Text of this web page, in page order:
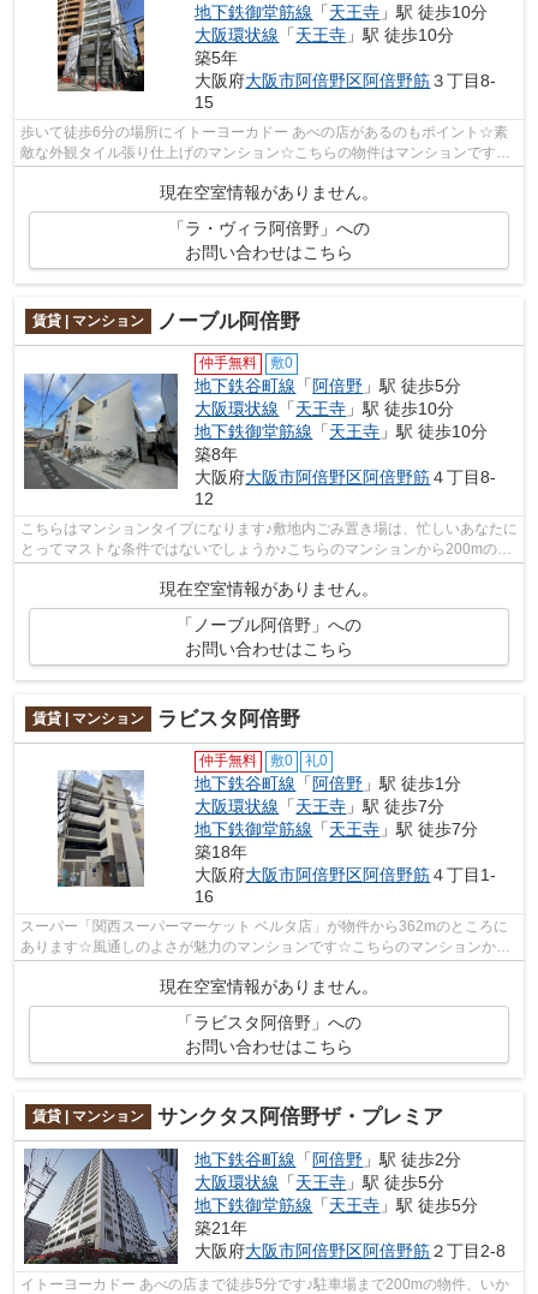
地下鉄御堂筋線 「天王寺 」駅 徒歩10分
大阪環状線 「天王寺 」駅 徒歩10分
築5年
大阪府大阪市阿倍野区阿倍野筋３丁目8-
15
歩いて徒歩6分の場所にイトーヨーカドー あべの店があるのもポイント☆素
敵な外観タイル張り仕上げのマンション☆こちらの物件はマンションです☆
共用部にはエレベータ・敷地内ごみ置き場...
現在空室情報がありません。
「ラ・ヴィラ阿倍野」への
お問い合わせはこちら
賃貸 | マンション ノーブル阿倍野
仲手無料 敷0
地下鉄谷町線 「 阿倍野 」駅 徒歩5分
大阪環状線 「天王寺 」駅 徒歩10分
地下鉄御堂筋線 「天王寺 」駅 徒歩10分
築8年
大阪府大阪市阿倍野区阿倍野筋４丁目8-
12
こちらはマンションタイプになります♪敷地内ごみ置き場は、忙しいあなたに
とってマストな条件ではないでしょうか♪こちらのマンションから200mのと
現在空室情報がありません。
「ノーブル阿倍野」への
お問い合わせはこちら
賃貸 | マンション ラビスタ阿倍野
仲手無料 敷0 礼0
地下鉄谷町線 「 阿倍野 」駅 徒歩1分
大阪環状線 「天王寺 」駅 徒歩7分
地下鉄御堂筋線 「天王寺 」駅 徒歩7分
築18年
大阪府大阪市阿倍野区阿倍野筋４丁目1-
16
スーパー「関西スーパーマーケット ベルタ店」が物件から362mのところに
あります☆風通しのよさが魅力のマンションです☆こちらのマンションから
現在空室情報がありません。
「ラビスタ阿倍野」への
お問い合わせはこちら
賃貸 | マンション サンクタス阿倍野ザ・プレミア
地下鉄谷町線 「 阿倍野 」駅 徒歩2分
大阪環状線 「天王寺 」駅 徒歩5分
地下鉄御堂筋線 「天王寺 」駅 徒歩5分
築21年
大阪府大阪市阿倍野区阿倍野筋２丁目2-8
イトーヨーカドー あべの店まで徒歩5分です♪駐車場まで200mの物件、いか